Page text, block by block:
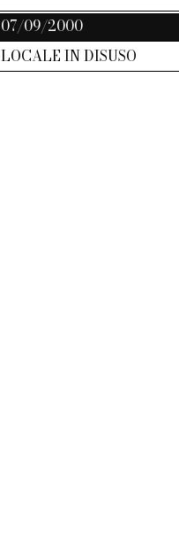
07/09/2000
LOCALE IN DISUSO